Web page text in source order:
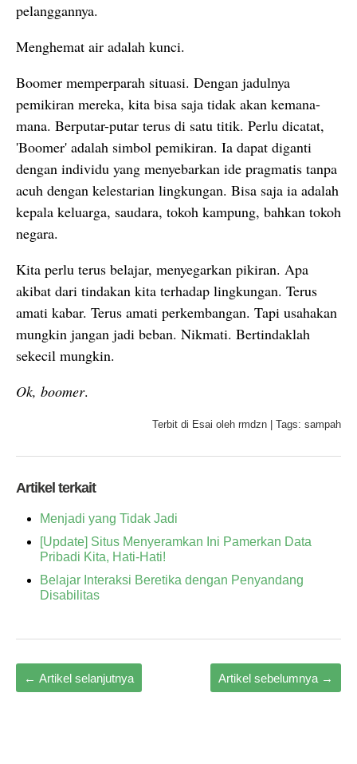
pelanggannya.
Menghemat air adalah kunci.
Boomer memperparah situasi. Dengan jadulnya
pemikiran mereka, kita bisa saja tidak akan kemana-
mana. Berputar-putar terus di satu titik. Perlu dicatat,
'Boomer' adalah simbol pemikiran. Ia dapat diganti
dengan individu yang menyebarkan ide pragmatis tanpa
acuh dengan kelestarian lingkungan. Bisa saja ia adalah
kepala keluarga, saudara, tokoh kampung, bahkan tokoh
negara.
Kita perlu terus belajar, menyegarkan pikiran. Apa
akibat dari tindakan kita terhadap lingkungan. Terus
amati kabar. Terus amati perkembangan. Tapi usahakan
mungkin jangan jadi beban. Nikmati. Bertindaklah
sekecil mungkin.
Ok, boomer.
Terbit di Esai oleh rmdzn Tags: sampah
Artikel terkait
Menjadi yang Tidak Jadi
[Update] Situs Menyeramkan Ini Pamerkan Data
Pribadi Kita, Hati-Hati!
Belajar Interaksi Beretika dengan Penyandang
Disabilitas
← Artikel selanjutnya Artikel sebelumnya →